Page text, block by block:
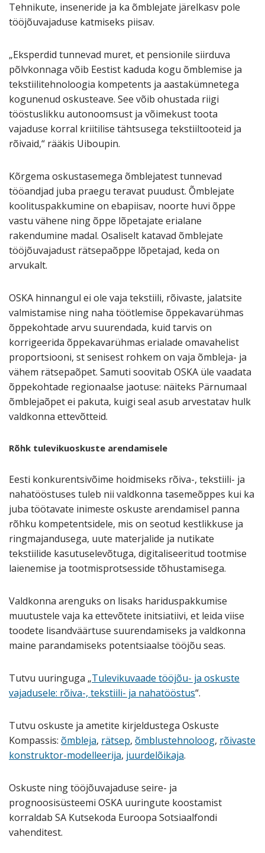
Tehnikute, inseneride ja ka õmblejate järelkasv pole
tööjõuvajaduse katmiseks piisav.
„Eksperdid tunnevad muret, et pensionile siirduva
põlvkonnaga võib Eestist kaduda kogu õmblemise ja
tekstiilitehnoloogia kompetents ja aastakümnetega
kogunenud oskusteave. See võib ohustada riigi
tööstuslikku autonoomsust ja võimekust toota
vajaduse korral kriitilise tähtsusega tekstiiltooteid ja
rõivaid,“ rääkis Uiboupin.
Kõrgema oskustasemega õmblejatest tunnevad
tööandjad juba praegu teravat puudust. Õmblejate
koolituspakkumine on ebapiisav, noorte huvi õppe
vastu vähene ning õppe lõpetajate erialane
rakendumine madal. Osaliselt katavad õmblejate
tööjõuvajadust rätsepaõppe lõpetajad, keda on
arvukalt.
OSKA hinnangul ei ole vaja tekstiili, rõivaste, jalatsite
valmistamise ning naha töötlemise õppekavarühmas
õppekohtade arvu suurendada, kuid tarvis on
korrigeerida õppekavarühmas erialade omavahelist
proportsiooni, st senisest rohkem on vaja õmbleja- ja
vähem rätsepaõpet. Samuti soovitab OSKA üle vaadata
õppekohtade regionaalse jaotuse: näiteks Pärnumaal
õmblejaõpet ei pakuta, kuigi seal asub arvestatav hulk
valdkonna ettevõtteid.
Rõhk tulevikuoskuste arendamisele
Eesti konkurentsivõime hoidmiseks rõiva-, tekstiili- ja
nahatööstuses tuleb nii valdkonna tasemeõppes kui ka
juba töötavate inimeste oskuste arendamisel panna
rõhku kompetentsidele, mis on seotud kestlikkuse ja
ringmajandusega, uute materjalide ja nutikate
tekstiilide kasutuselevõtuga, digitaliseeritud tootmise
laienemise ja tootmisprotsesside tõhustamisega.
Valdkonna arenguks on lisaks hariduspakkumise
muutustele vaja ka ettevõtete initsiatiivi, et leida viise
toodete lisandväärtuse suurendamiseks ja valdkonna
maine parandamiseks potentsiaalse tööjõu seas.
Tutvu uuringuga „Tulevikuvaade tööjõu- ja oskuste
vajadusele: rõiva-, tekstiili- ja nahatööstus“.
Tutvu oskuste ja ametite kirjeldustega Oskuste
Kompassis: õmbleja, rätsep, õmblustehnoloog, rõivaste
konstruktor-modelleerija, juurdelõikaja.
Oskuste ning tööjõuvajaduse seire- ja
prognoosisüsteemi OSKA uuringute koostamist
korraldab SA Kutsekoda Euroopa Sotsiaalfondi
vahenditest.